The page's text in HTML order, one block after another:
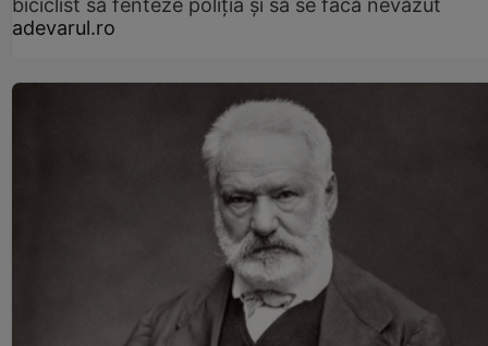
biciclist să fenteze poliția și să se facă nevăzut
adevarul.ro